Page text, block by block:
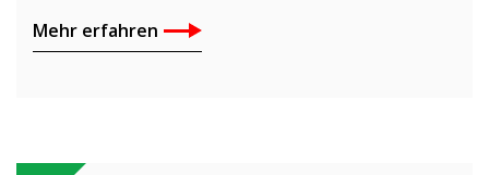
Mehr erfahren